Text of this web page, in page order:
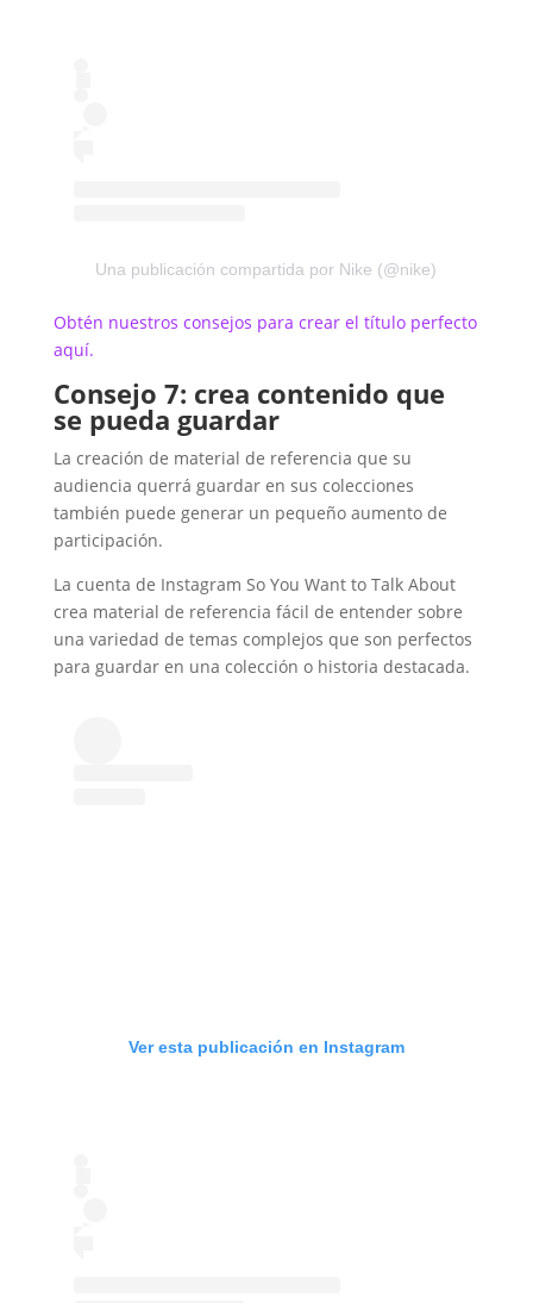
Una publicación compartida por Nike (@nike)
Obtén nuestros consejos para crear el título perfecto
aquí.
Consejo 7: crea contenido que
se pueda guardar
La creación de material de referencia que su
audiencia querrá guardar en sus colecciones
también puede generar un pequeño aumento de
participación.
La cuenta de Instagram So You Want to Talk About
crea material de referencia fácil de entender sobre
una variedad de temas complejos que son perfectos
para guardar en una colección o historia destacada.
Ver esta publicación en Instagram